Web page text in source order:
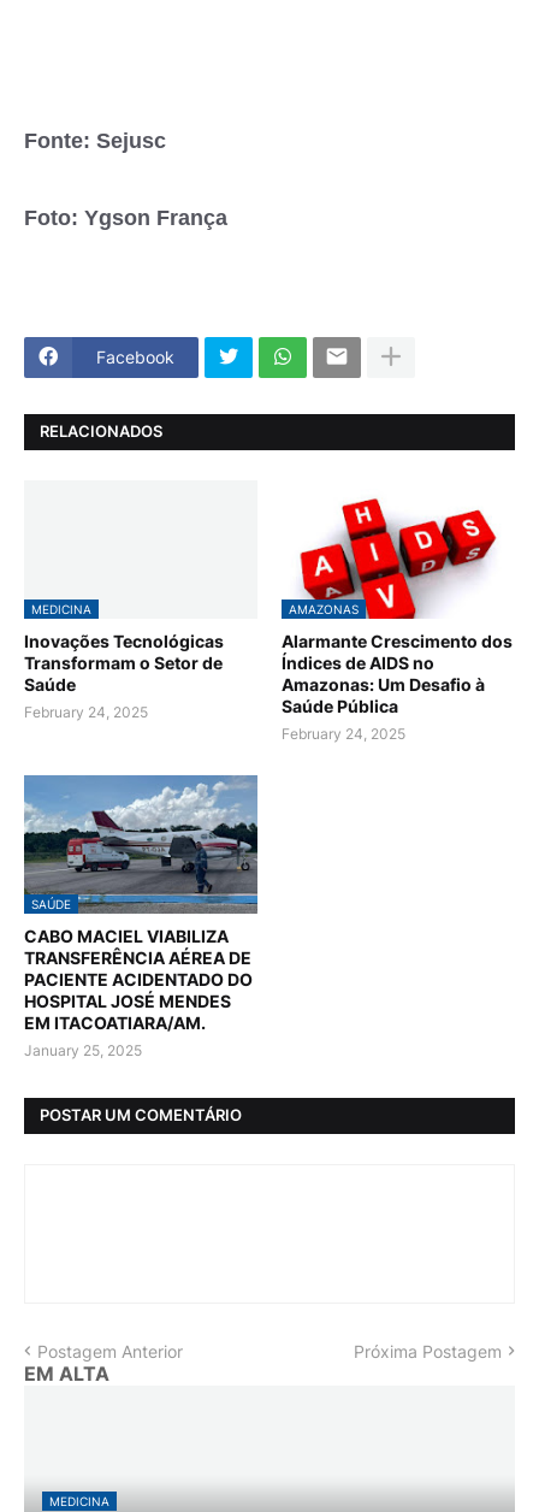
Fonte: Sejusc
Foto: Ygson França
Facebook
RELACIONADOS
MEDICINA
Inovações Tecnológicas
Transformam o Setor de
Saúde
February 24, 2025
AMAZONAS
Alarmante Crescimento dos
Índices de AIDS no
Amazonas: Um Desafio à
Saúde Pública
February 24, 2025
SAÚDE
CABO MACIEL VIABILIZA
TRANSFERÊNCIA AÉREA DE
PACIENTE ACIDENTADO DO
HOSPITAL JOSÉ MENDES
EM ITACOATIARA/AM.
January 25, 2025
POSTAR UM COMENTÁRIO
Postagem Anterior Próxima Postagem
EM ALTA
MEDICINA